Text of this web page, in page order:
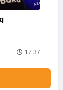
17:37